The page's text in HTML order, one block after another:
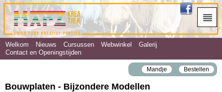
Welkom Nieuws Cursussen Webwinkel
Galerij
Contact en Openingstijden
Mandje Bestellen
Bouwplaten - Bijzondere Modellen